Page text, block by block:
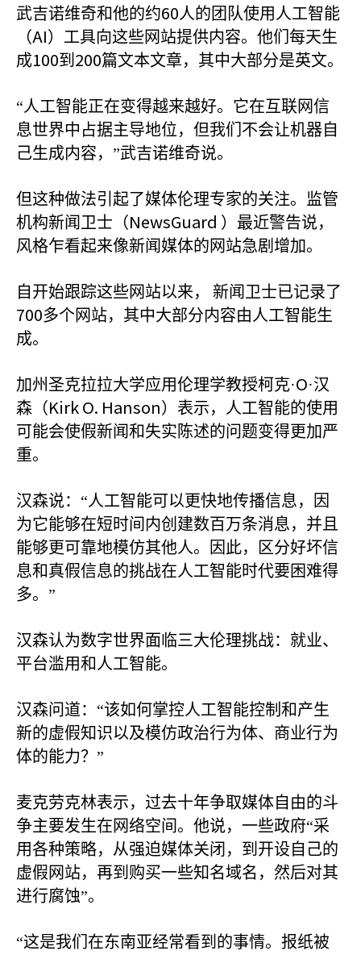
武吉诺维奇和他的约60人的团队使用人工智能
（AI）工具向这些网站提供内容。他们每天生
成100到 200篇文本文章，其中大部分是英文。
“人工智能正在变得越来越好。它在互联网信
息世界中占据主导地位，但我们不会让机器自
己生成内容，”武吉诺维奇说。
但这种做法引起了媒体伦理专家的关注。监管
机构新闻卫士（NewsGuard ）最近警告说，
风格乍看起来像新闻媒体的网站急剧增加。
自开始跟踪这些网站以来， 新闻卫士已记录了
700多个网站，其中大部分内容由人工智能生
成。
加州圣克拉拉大学应用伦理学教授柯克·O·汉
森（Kirk O. Hanson）表示，人工智能的使用
可能会使假新闻和失实陈述的问题变得更加严
重。
汉森说：“人工智能可以更快地传播信息，因
为它能够在短时间内创建数百万条消息，并且
能够更可靠地模仿其他人。因此，区分好坏信
息和真假信息的挑战在人工智能时代要困难得
多。”
汉森认为数字世界面临三大伦理挑战：就业、
平台滥用和人工智能。
汉森问道：“该如何掌控人工智能控制和产生
新的虚假知识以及模仿政治行为体、商业行为
体的能力？”
麦克劳克林表示，过去十年争取媒体自由的斗
争主要发生在网络空间。他说，一些政府“采
用各种策略，从强迫媒体关闭，到开设自己的
虚假网站，再到购买一些知名域名，然后对其
进行腐蚀”。
“这是我们在东南亚经常看到的事情。报纸被